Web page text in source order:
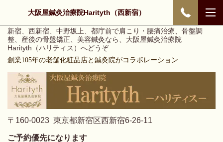
大阪屋鍼灸治療院Harityth（西新宿）
新宿、西新宿、中野坂上、都庁前で肩こり・腰痛治療、骨盤調
整、産後の骨盤矯正、美容鍼灸なら、大阪屋鍼灸治療院
Harityth（ハリティス）へどうぞ
創業105年の老舗化粧品店と鍼灸院がコラボレーション
〒160-0023 東京都新宿区西新宿6-26-11
ご予約優先になります